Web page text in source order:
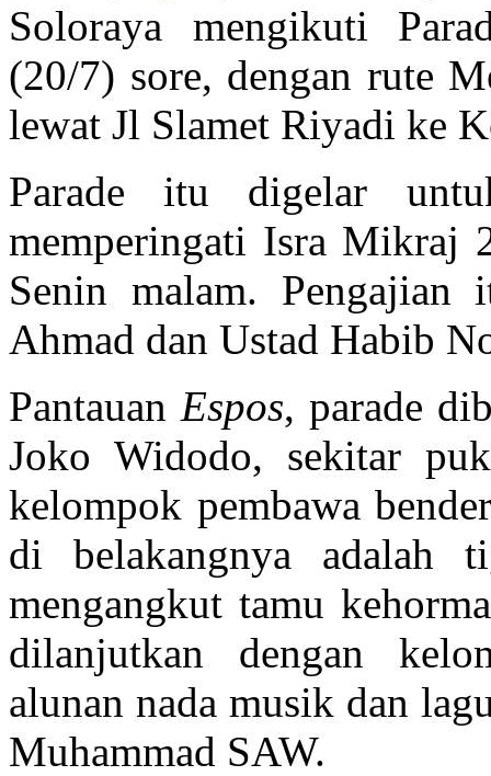
Soloraya mengikuti
(20/7) sore, dengan rute
lewat Jl Slamet Riyadi ke
Parade itu digelar
memperingati Isra Mikraj
Senin malam.
Ahmad dan Ustad Habib
Pantauan Espos, parade
Joko Widodo, sekitar
kelompok pembawa
di belakangnya adalah
mengangkut tamu
dilanjutkan dengan
alunan nada musik dan
Muhammad SAW.